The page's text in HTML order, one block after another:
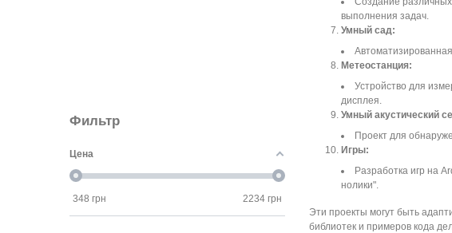
Фильтр
Цена
348 грн 2234 грн
выполнения задач.
Умный сад:
Метеостанция:
Устройство для
дисплея.
Умный акустический
Проект для
Игры:
Разработка игр на
нолики".
Эти проекты могут быть
библиотек и примеров кода